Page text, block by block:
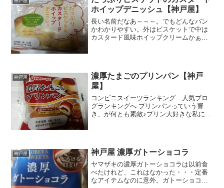
は何か下心ある？ちょっとし...
ホイップデニッシュ【神戸屋】
長い名前だなあ～～～。でもどんなパン
かわかりやすい。外はビスケットで中は
カスタード風味ホイップクリームかぁ。
神戸屋
濃厚たまごのプリンパン【神戸
屋】
コンビニスイーツランキング 人気ブロ
グランキングへ プリンパンっていう響
き、が何とも素敵♪プリン大好きな私には
神戸屋 神戸屋 濃厚ガトーショコラ
ヤマザキの濃厚ガトーショコラは以前食
べたけれど、これはなかった・・・定番
なアイテムなのに意外。ガトーショコラ